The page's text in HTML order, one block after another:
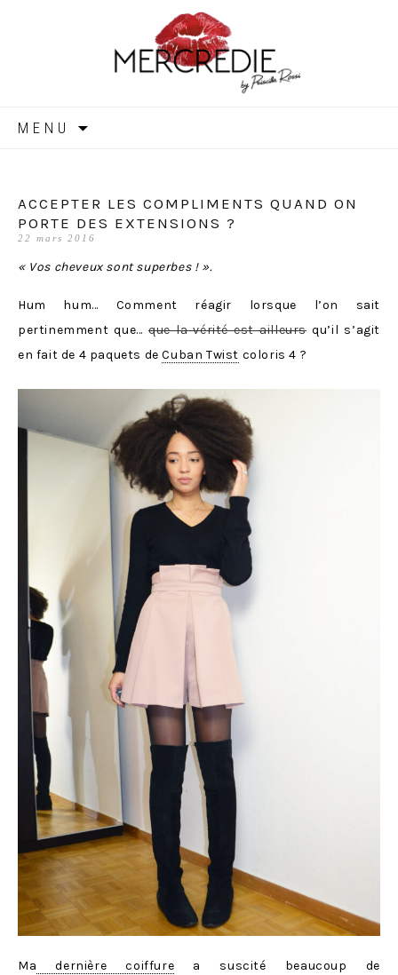
MERCREDIE
MENU
ACCEPTER LES COMPLIMENTS QUAND ON
PORTE DES EXTENSIONS ?
22 mars 2016
« Vos cheveux sont superbes ! ».
Hum hum… Comment réagir lorsque l’on sait
pertinemment que… que la vérité est ailleursqu’il s’agit
en fait de 4 paquets deCuban Twist coloris 4 ?
Ma dernière coiffure a suscité beaucoup de